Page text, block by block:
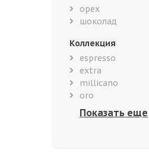
орех
шоколад
Коллекция
espresso
extra
millicano
oro